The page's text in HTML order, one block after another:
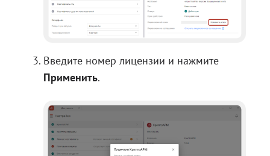
Введите номер лицензии и нажмите
Применить.